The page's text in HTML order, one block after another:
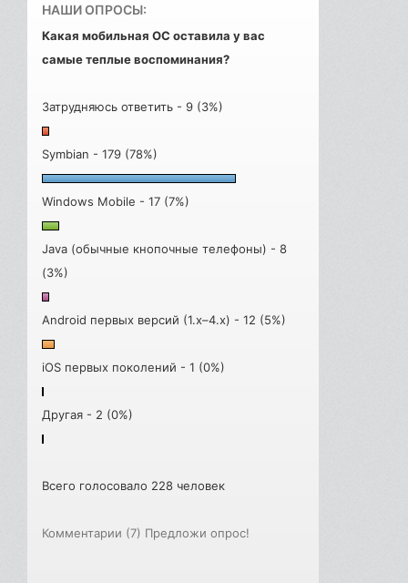
НАШИ ОПРОСЫ:
Какая мобильная ОС оставила у вас
самые теплые воспоминания?
Затрудняюсь ответить - 9 (3%)
Symbian - 179 (78%)
Windows Mobile - 17 (7%)
Java (обычные кнопочные телефоны) - 8
(3%)
Android первых версий (1.x–4.x) - 12 (5%)
iOS первых поколений - 1 (0%)
Другая - 2 (0%)
Всего голосовало 228 человек
Комментарии (7) Предложи опрос!